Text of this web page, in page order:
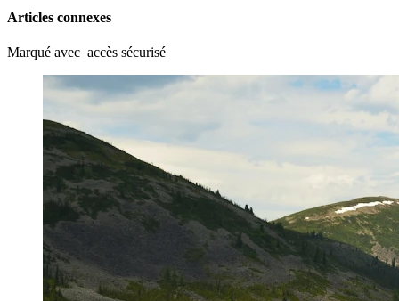
Articles connexes
Marqué avec accès sécurisé